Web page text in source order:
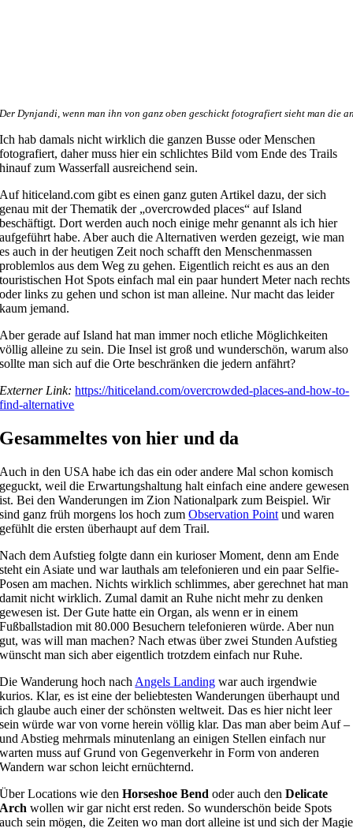
Der Dynjandi, wenn man ihn von ganz oben geschickt fotografiert sieht man die
Ich hab damals nicht wirklich die ganzen Busse oder Menschen
fotografiert, daher muss hier ein schlichtes Bild vom Ende des Trails
hinauf zum Wasserfall ausreichend sein.
Auf hiticeland.com gibt es einen ganz guten Artikel dazu, der sich
genau mit der Thematik der „overcrowded places“ auf Island
beschäftigt. Dort werden auch noch einige mehr genannt als ich hier
aufgeführt habe. Aber auch die Alternativen werden gezeigt, wie man
es auch in der heutigen Zeit noch schafft den Menschenmassen
problemlos aus dem Weg zu gehen. Eigentlich reicht es aus an den
touristischen Hot Spots einfach mal ein paar hundert Meter nach rechts
oder links zu gehen und schon ist man alleine. Nur macht das leider
kaum jemand.
Aber gerade auf Island hat man immer noch etliche Möglichkeiten
völlig alleine zu sein. Die Insel ist groß und wunderschön, warum also
sollte man sich auf die Orte beschränken die jedern anfährt?
Externer Link: https://hiticeland.com/overcrowded-places-and-how-to-
find-alternative
Gesammeltes von hier und da
Auch in den USA habe ich das ein oder andere Mal schon komisch
geguckt, weil die Erwartungshaltung halt einfach eine andere gewesen
ist. Bei den Wanderungen im Zion Nationalpark zum Beispiel. Wir
sind ganz früh morgens los hoch zumObservation Point und waren
gefühlt die ersten überhaupt auf dem Trail.
Nach dem Aufstieg folgte dann ein kurioser Moment, denn am Ende
steht ein Asiate und war lauthals am telefonieren und ein paar Selfie-
Posen am machen. Nichts wirklich schlimmes, aber gerechnet hat man
damit nicht wirklich. Zumal damit an Ruhe nicht mehr zu denken
gewesen ist. Der Gute hatte ein Organ, als wenn er in einem
Fußballstadion mit 80.000 Besuchern telefonieren würde. Aber nun
gut, was will man machen? Nach etwas über zwei Stunden Aufstieg
wünscht man sich aber eigentlich trotzdem einfach nur Ruhe.
Die Wanderung hoch nach Angels Landing war auch irgendwie
kurios. Klar, es ist eine der beliebtesten Wanderungen überhaupt und
ich glaube auch einer der schönsten weltweit. Das es hier nicht leer
sein würde war von vorne herein völlig klar. Das man aber beim Auf –
und Abstieg mehrmals minutenlang an einigen Stellen einfach nur
warten muss auf Grund von Gegenverkehr in Form von anderen
Wandern war schon leicht ernüchternd.
Über Locations wie denHorseshoe Bend oder auch denDelicate
Arch wollen wir gar nicht erst reden. So wunderschön beide Spots
auch sein mögen, die Zeiten wo man dort alleine ist und sich der Magie